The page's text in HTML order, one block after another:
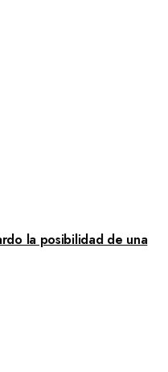
la posibilidad de una